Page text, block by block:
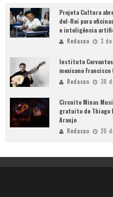
Projeta Cultura
del-Rei para
e inteligência
Redacao 3
Instituto
mexicano
Redacao 30
Circuito Minas
gratuito de Thiago
Araujo
Redacao 20